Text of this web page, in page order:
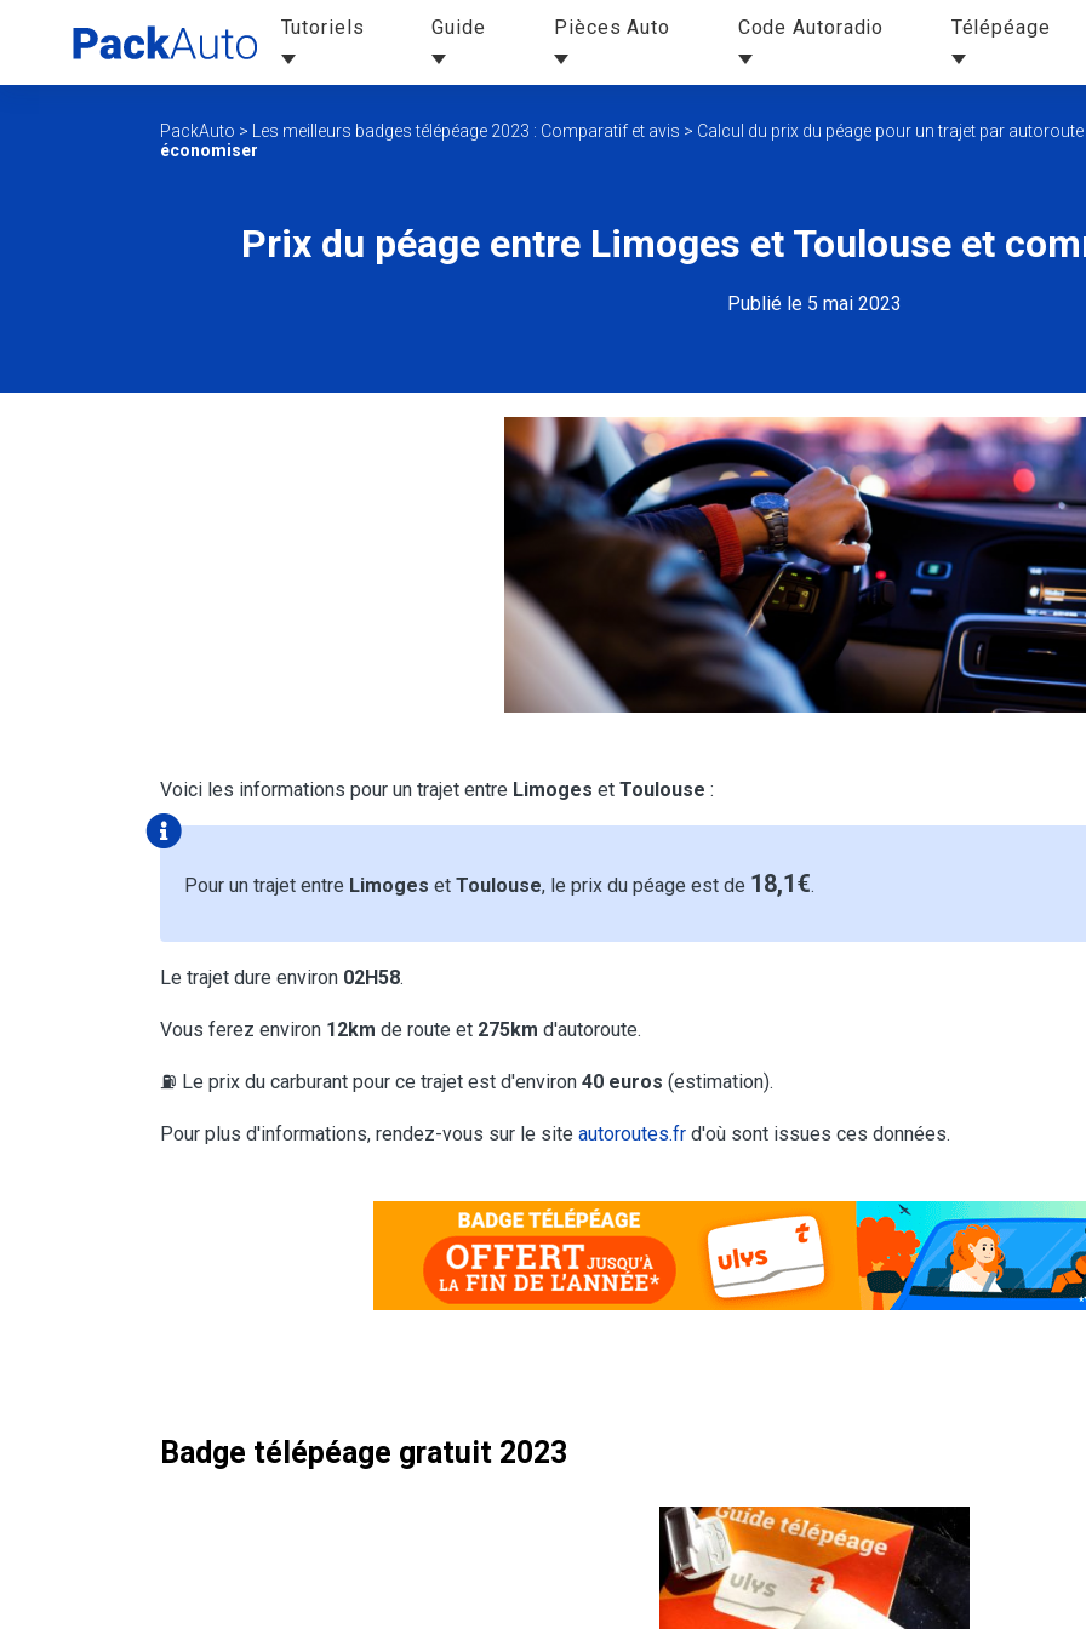
Tutoriels Guide Pièces Auto Code Autoradio Télépéage
PackAuto > Les meilleurs badges télépéage 2023 : Comparatif et avis > Calcul du prix du péage pour un trajet par autoroute
économiser
Prix du péage entre Limoges et Toulouse et
Publié le 5 mai 2023
Voici les informations pour un trajet entre Limoges et Toulouse :
Pour un trajet entre Limoges et Toulouse, le prix du péage est de 18,1€.
Le trajet dure environ 02H58.
Vous ferez environ 12km de route et 275km d'autoroute.
⛽ Le prix du carburant pour ce trajet est d'environ 40 euros (estimation).
Pour plus d'informations, rendez-vous sur le site autoroutes.fr d'où sont issues ces données.
Badge télépéage gratuit 2023